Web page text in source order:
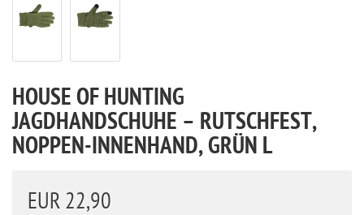
HOUSE OF HUNTING
JAGDHANDSCHUHE – RUTSCHFEST,
NOPPEN-INNENHAND, GRÜN L
EUR 22,90